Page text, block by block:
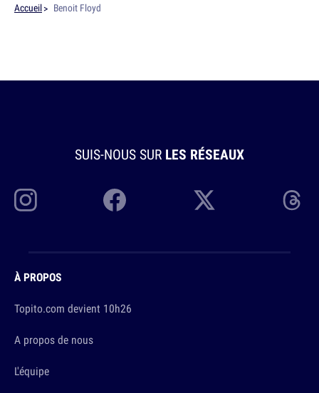
Accueil Benoit Floyd
SUIS-NOUS SUR LES RÉSEAUX
À PROPOS
Topito.com devient 10h26
A propos de nous
L'équipe